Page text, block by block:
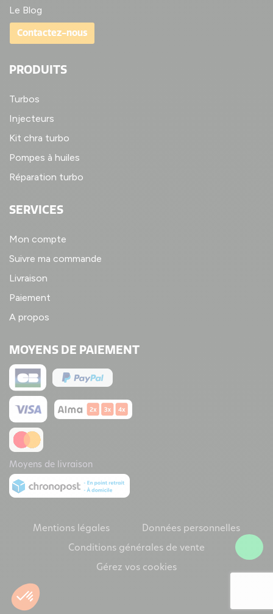
Le Blog
Contactez-nous
PRODUITS
Turbos
Injecteurs
Kit chra turbo
Pompes à huiles
Réparation turbo
SERVICES
Mon compte
Suivre ma commande
Livraison
Paiement
A propos
MOYENS DE PAIEMENT
Moyens de livraison
Mentions légales Données personnelles
Conditions générales de vente
Gérez vos cookies